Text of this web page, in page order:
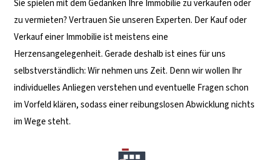
Sie spielen mit dem Gedanken Ihre Immobilie zu verkaufen oder
zu vermieten? Vertrauen Sie unseren Experten. Der Kauf oder
Verkauf einer Immobilie ist meistens eine
Herzensangelegenheit. Gerade deshalb ist eines für uns
selbstverständlich: Wir nehmen uns Zeit. Denn wir wollen Ihr
individuelles Anliegen verstehen und eventuelle Fragen schon
im Vorfeld klären, sodass einer reibungslosen Abwicklung nichts
im Wege steht.